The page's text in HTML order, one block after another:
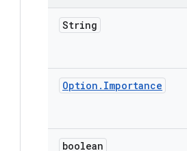
String
Option . Importance
boolean